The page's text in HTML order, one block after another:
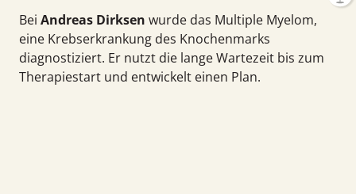
Bei Andreas Dirksen wurde das Multiple Myelom,
eine Krebs­erkrankung des Knochen­marks
diagnostiziert. Er nutzt die lange Wartezeit bis zum
Therapiestart und entwickelt einen Plan.